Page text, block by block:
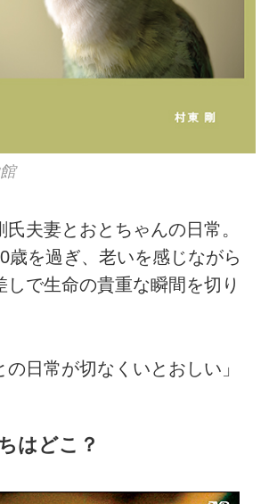
夫妻とおとちゃんの日常。
歳を過ぎ、老いを感じながら
しで生命の貴重な瞬間を切り
の日常が切なくいとおしい」
はどこ？